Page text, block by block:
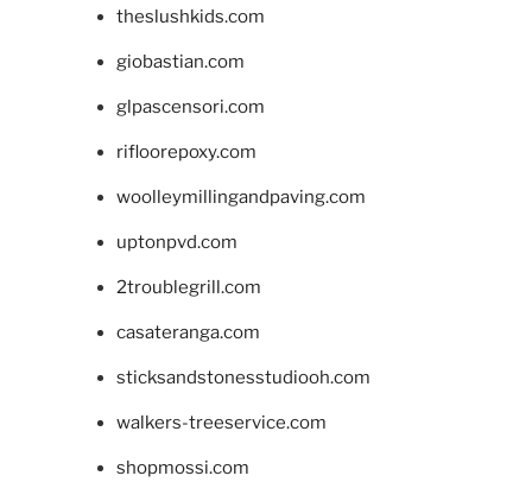
theslushkids.com
giobastian.com
glpascensori.com
rifloorepoxy.com
woolleymillingandpaving.com
uptonpvd.com
2troublegrill.com
casateranga.com
sticksandstonesstudiooh.com
walkers-treeservice.com
shopmossi.com